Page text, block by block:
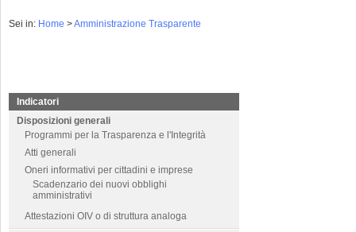
Sei in: Home >Amministrazione Trasparente
Indicatori
Disposizioni generali
Programmi per la Trasparenza e l'Integrità
Atti generali
Oneri informativi per cittadini e imprese
Scadenzario dei nuovi obblighi
amministrativi
Attestazioni OIV o di struttura analoga